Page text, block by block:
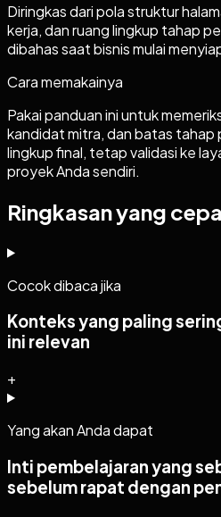
Diringkas dari pola struktur
kerja, dan ruang lingkup tahap
dibahas saat bisnis mulai
Cara memakainya
Pakai panduan ini untuk
kandidat mitra, dan batas tahap
lingkup final, tetap validasi ke
proyek Anda sendiri.
Ringkasan yang
Cocok dibaca jika
Konteks yang paling
ini relevan
+
Yang akan Anda dapat
Inti pembelajaran yang
sebelum rapat dengan